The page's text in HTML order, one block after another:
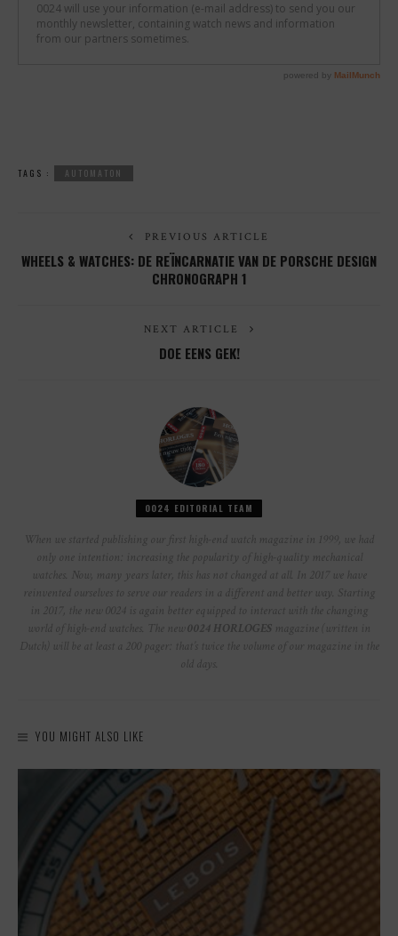
TAGS : AUTOMATON
PREVIOUS ARTICLE
WHEELS & WATCHES: DE REÏNCARNATIE VAN DE PORSCHE DESIGN
CHRONOGRAPH 1
NEXT ARTICLE
DOE EENS GEK!
0024 EDITORIAL TEAM
When we started publishing our first high-end watch magazine in 1999, we had
only one intention: increasing the popularity of high-quality mechanical
watches. Now, many years later, this has not changed at all. In 2017 we have
reinvented ourselves to serve our readers in a different and better way. Starting
in 2017, the new 0024 is again better equipped to interact with the changing
world of high-end watches. The new 0024 HORLOGES magazine (written in
Dutch) will be at least a 200 pager: that’s twice the volume of our magazine in the
old days.
YOU MIGHT ALSO LIKE